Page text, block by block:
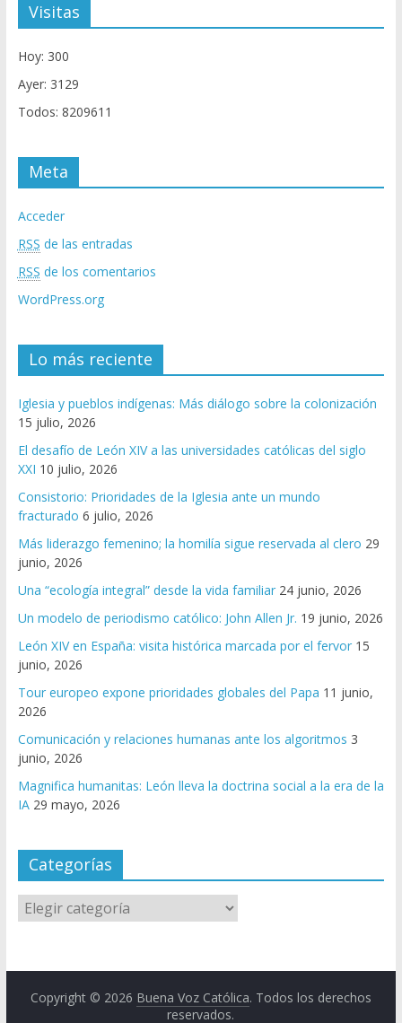
Visitas
Hoy: 300
Ayer: 3129
Todos: 8209611
Meta
Acceder
RSS de las entradas
RSS de los comentarios
WordPress.org
Lo más reciente
Iglesia y pueblos indígenas: Más diálogo sobre la colonización
15 julio, 2026
El desafío de León XIV a las universidades católicas del siglo
XXI 10 julio, 2026
Consistorio: Prioridades de la Iglesia ante un mundo
fracturado 6 julio, 2026
Más liderazgo femenino; la homilía sigue reservada al clero 29
junio, 2026
Una “ecología integral” desde la vida familiar 24 junio, 2026
Un modelo de periodismo católico: John Allen Jr. 19 junio, 2026
León XIV en España: visita histórica marcada por el fervor 15
junio, 2026
Tour europeo expone prioridades globales del Papa 11 junio,
2026
Comunicación y relaciones humanas ante los algoritmos 3
junio, 2026
Magnifica humanitas: León lleva la doctrina social a la era de la
IA 29 mayo, 2026
Categorías
Copyright © 2026 Buena Voz Católica. Todos los derechos
reservados.